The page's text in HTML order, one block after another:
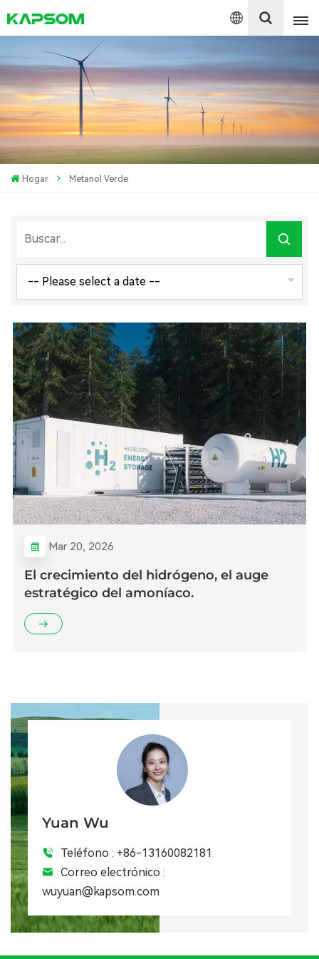
English
Español
Polski
Hogar Metanol Verde
Mar 20, 2026
El crecimiento del hidrógeno, el auge
estratégico del amoníaco.
Yuan Wu
Teléfono : +86-13160082181
Correo electrónico :
wuyuan@kapsom.com